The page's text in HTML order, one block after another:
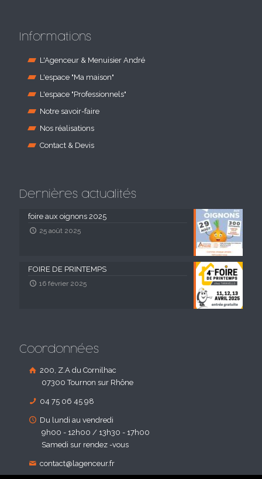
Informations
L'Agenceur & Menuisier André
L'espace "Ma maison"
L'espace "Professionnels"
Notre savoir-faire
Nos réalisations
Contact & Devis
Dernières actualités
foire aux oignons 2025
25 août 2025
FOIRE DE PRINTEMPS
16 février 2025
Coordonnées
200, Z.A du Cornilhac
07300 Tournon sur Rhône
04 75 06 45 98
Du lundi au vendredi
9h00 - 12h00 / 13h30 - 17h00
Samedi sur rendez -vous
contact@lagenceur.fr